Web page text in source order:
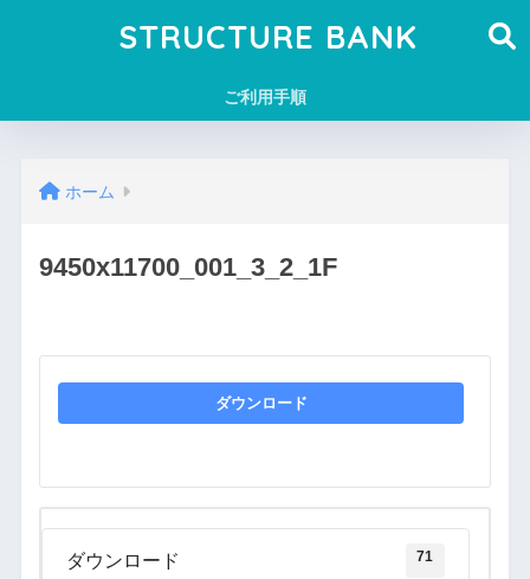
STRUCTURE BANK
ご利用手順
ホーム
9450x11700_001_3_2_1F
ダウンロード
ダウンロード 71